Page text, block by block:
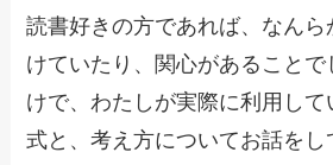
読書好きの方であれば、なん
けていたり、関心があること
けで、わたしが実際に利用し
式と、考え方についてお話をし